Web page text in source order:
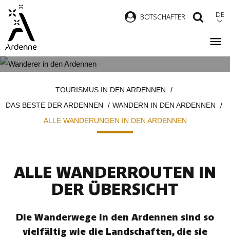
Direkt
zum
Inhalt
BOTSCHAFTER DE
ARDENNEN
TOURISMUS IN DEN ARDENNEN
DAS BESTE DER ARDENNEN
WANDERN IN DEN ARDENNEN
ALLE WANDERUNGEN IN DEN ARDENNEN
ALLE WANDERROUTEN IN
DER ÜBERSICHT
Die Wanderwege in den Ardennen sind so
vielfältig wie die Landschaften, die sie